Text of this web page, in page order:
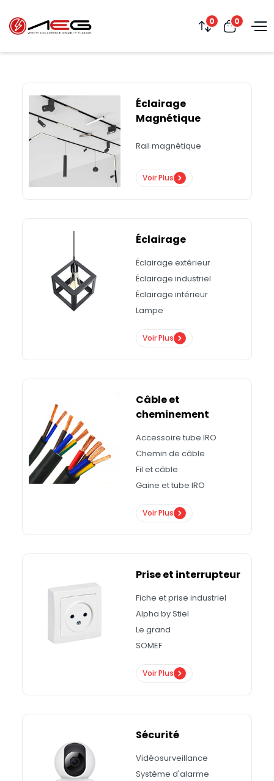
0 0
Éclairage
Magnétique
Rail magnétique
Voir Plus
Éclairage
Éclairage extérieur
Éclairage industriel
Éclairage intérieur
Lampe
Voir Plus
Câble et
cheminement
Accessoire tube IRO
Chemin de câble
Fil et câble
Gaine et tube IRO
Voir Plus
Prise et interrupteur
Fiche et prise industriel
Alpha by Stiel
Le grand
SOMEF
Voir Plus
Sécurité
Vidéosurveillance
Système d'alarme